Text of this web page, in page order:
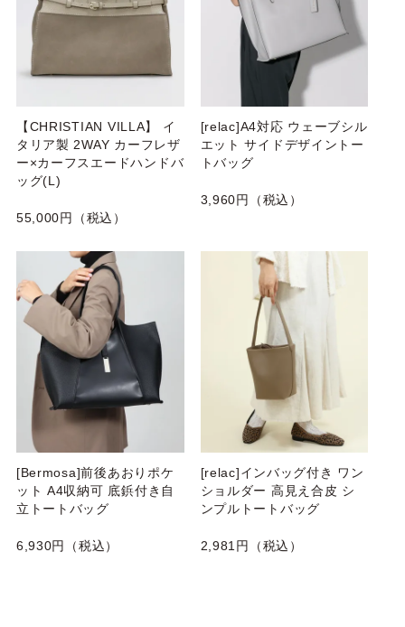
【CHRISTIAN VILLA】 イ
タリア製 2WAY カーフレザ
ー×カーフスエードハンドバ
ッグ(L)
55,000円（税込）
[Bermosa]前後あおりポケ
ット A4収納可 底鋲付き自
立トートバッグ
6,930円（税込）
[relac]A4対応 ウェーブシル
エット サイドデザイントー
トバッグ
3,960円（税込）
[relac]インバッグ付き ワン
ショルダー 高見え合皮 シ
ンプルトートバッグ
2,981円（税込）